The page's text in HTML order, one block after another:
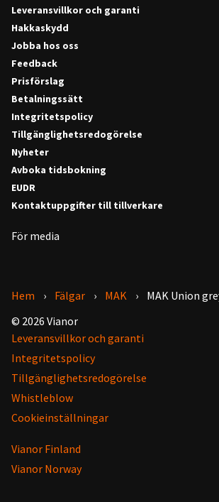
Leveransvillkor och garanti
Hakkaskydd
Jobba hos oss
Feedback
Prisförslag
Betalningssätt
Integritetspolicy
Tillgänglighetsredogörelse
Nyheter
Avboka tidsbokning
EUDR
Kontaktuppgifter till tillverkare
För media
Hem Fälgar MAK
MAK Union
© 2026 Vianor
Leveransvillkor och garanti
Integritetspolicy
Tillgänglighetsredogörelse
Whistleblow
Cookieinställningar
Vianor Finland
Vianor Norway